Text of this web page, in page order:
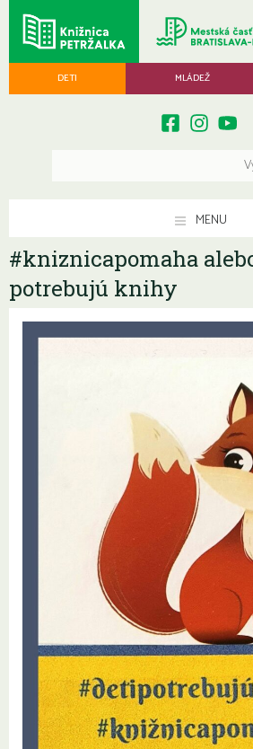
DETI MLÁDEŽ
MENU
#kniznicapomaha
potrebujú knihy